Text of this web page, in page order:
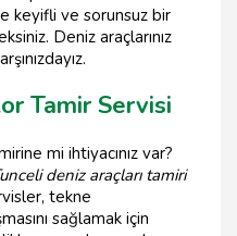
keyifli ve sorunsuz bir
Deniz araçlarınız
Tamir Servisi
mi ihtiyacınız var?
deniz araçları tamiri
tekne
sağlamak için